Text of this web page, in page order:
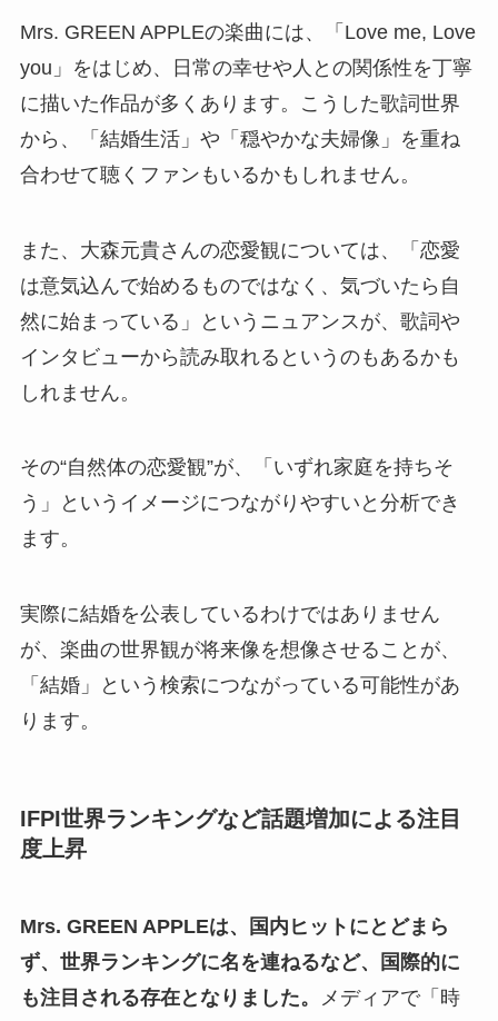
Mrs. GREEN APPLEの楽曲には、「Love me, Love
you」をはじめ、日常の幸せや人との関係性を丁寧
に描いた作品が多くあります。こうした歌詞世界
から、「結婚生活」や「穏やかな夫婦像」を重ね
合わせて聴くファンもいるかもしれません。
また、大森元貴さんの恋愛観については、「恋愛
は意気込んで始めるものではなく、気づいたら自
然に始まっている」というニュアンスが、歌詞や
インタビューから読み取れるというのもあるかも
しれません。
その“自然体の恋愛観”が、「いずれ家庭を持ちそ
う」というイメージにつながりやすいと分析でき
ます。
実際に結婚を公表しているわけではありません
が、楽曲の世界観が将来像を想像させることが、
「結婚」という検索につながっている可能性があ
ります。
IFPI世界ランキングなど話題増加による注目
度上昇
Mrs. GREEN APPLEは、国内ヒットにとどまら
ず、世界ランキングに名を連ねるなど、国際的に
も注目される存在となりました。
メディアで「時